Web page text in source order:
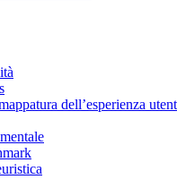
dell’esperienza